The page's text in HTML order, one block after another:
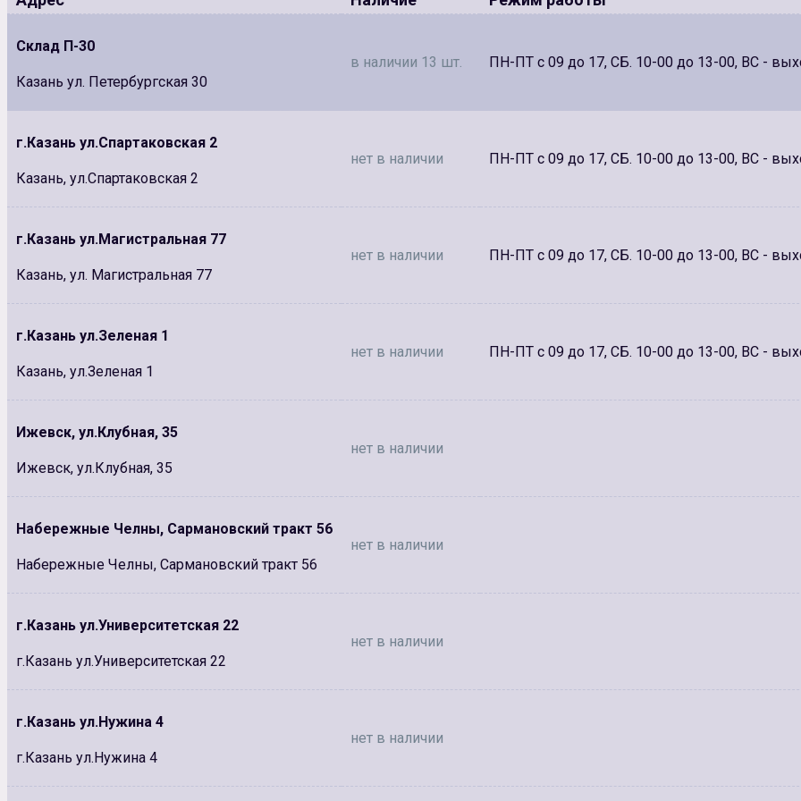
Склад П-30
Казань ул. Петербургская 30
в наличии 13 шт. ПН-ПТ с 09 до 17, СБ. 10-00 до 13-00, ВС -
г.Казань ул.Спартаковская 2
Казань, ул.Спартаковская 2
нет в наличии ПН-ПТ с 09 до 17, СБ. 10-00 до 13-00, ВС -
г.Казань ул.Магистральная 77
Казань, ул. Магистральная 77
нет в наличии ПН-ПТ с 09 до 17, СБ. 10-00 до 13-00, ВС -
г.Казань ул.Зеленая 1
Казань, ул.Зеленая 1
нет в наличии ПН-ПТ с 09 до 17, СБ. 10-00 до 13-00, ВС -
Ижевск, ул.Клубная, 35
Ижевск, ул.Клубная, 35
нет в наличии
Набережные Челны, Сармановский тракт 56
Набережные Челны, Сармановский тракт 56
нет в наличии
г.Казань ул.Университетская 22
г.Казань ул.Университетская 22
нет в наличии
г.Казань ул.Нужина 4
г.Казань ул.Нужина 4
нет в наличии